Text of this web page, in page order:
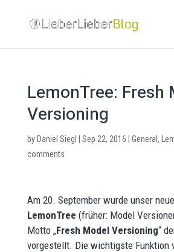
LemonTree: Fresh
Versioning
by Daniel Siegl Sep 22, 2016 General ,
comments
Am 20. September wurde unser
LemonTree (früher: Model
Motto „Fresh Model Versioning“
vorgestellt. Die wichtigste Funktion